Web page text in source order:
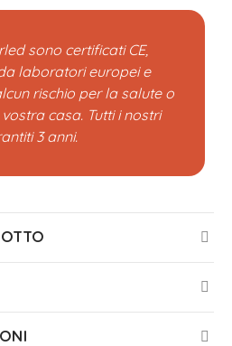
sono certificati CE,
laboratori europei e
rischio per la salute o
casa. Tutti i nostri
3 anni.